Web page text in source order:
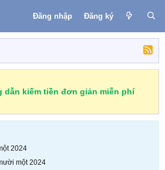
Đăng nhập Đăng ký
dẫn kiếm tiền đơn giản miễn phí
2024
một 2024